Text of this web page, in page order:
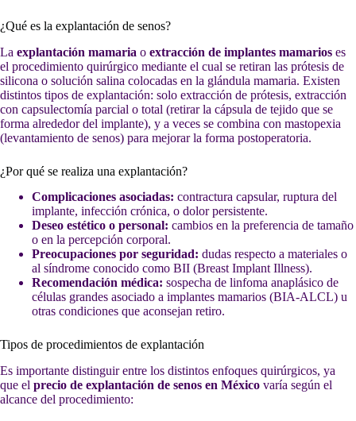
¿Qué es la explantación de senos?
La explantación mamaria o extracción de implantes mamarios es
el procedimiento quirúrgico mediante el cual se retiran las prótesis de
silicona o solución salina colocadas en la glándula mamaria. Existen
distintos tipos de explantación: solo extracción de prótesis, extracción
con capsulectomía parcial o total (retirar la cápsula de tejido que se
forma alrededor del implante), y a veces se combina con mastopexia
(levantamiento de senos) para mejorar la forma postoperatoria.
¿Por qué se realiza una explantación?
Complicaciones asociadas: contractura capsular, ruptura del
implante, infección crónica, o dolor persistente.
Deseo estético o personal: cambios en la preferencia de tamaño
o en la percepción corporal.
Preocupaciones por seguridad: dudas respecto a materiales o
al síndrome conocido como BII (Breast Implant Illness).
Recomendación médica: sospecha de linfoma anaplásico de
células grandes asociado a implantes mamarios (BIA-ALCL) u
otras condiciones que aconsejan retiro.
Tipos de procedimientos de explantación
Es importante distinguir entre los distintos enfoques quirúrgicos, ya
que el precio de explantación de senos en México varía según el
alcance del procedimiento: